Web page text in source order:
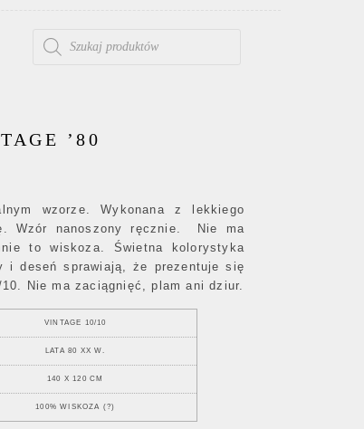
’80
wzorze. Wykonana z lekkiego
Wzór nanoszony ręcznie. Nie ma
to wiskoza. Świetna kolorystyka
i deseń sprawiają, że prezentuje się
Nie ma zaciągnięć, plam ani dziur.
VINTAGE 10/10
LATA 80 XX W.
140 X 120 CM
100% WISKOZA (?)